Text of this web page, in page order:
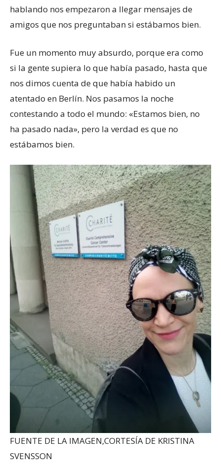
hablando nos empezaron a llegar mensajes de
amigos que nos preguntaban si estábamos bien.
Fue un momento muy absurdo, porque era como
si la gente supiera lo que había pasado, hasta que
nos dimos cuenta de que había habido un
atentado en Berlín. Nos pasamos la noche
contestando a todo el mundo: «Estamos bien, no
ha pasado nada», pero la verdad es que no
estábamos bien.
FUENTE DE LA IMAGEN,CORTESÍA DE KRISTINA
SVENSSON